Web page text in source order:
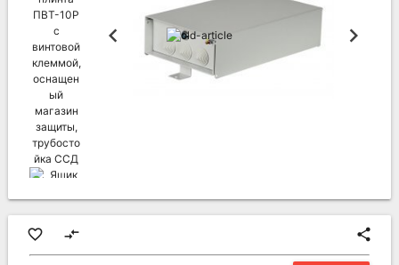
favorite_border compare_arrows share